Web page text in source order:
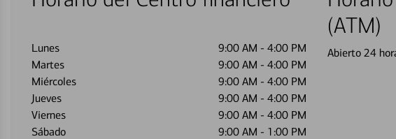
Lunes 9:00 AM - 4:00 PM
Martes
9:00 AM - 4:00 PM
Miércoles
9:00 AM - 4:00 PM
Jueves
9:00 AM - 4:00 PM
Viernes
9:00 AM - 4:00 PM
Sábado
9:00 AM - 1:00 PM
(ATM)
Abierto 24